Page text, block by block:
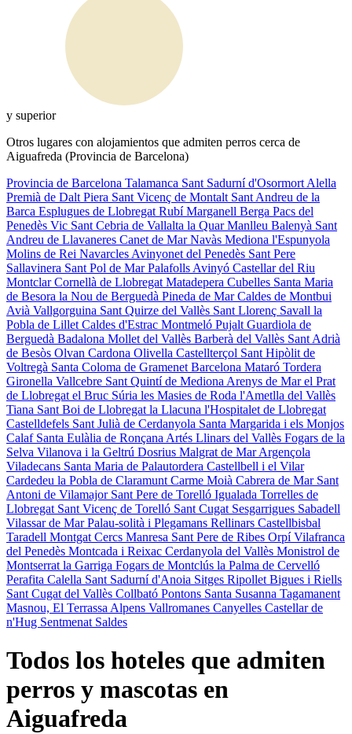
y superior
Otros lugares con alojamientos que admiten perros cerca de
Aiguafreda (Provincia de Barcelona)
Provincia de Barcelona Talamanca Sant Sadurní d'Osormort Alella
Premià de Dalt Piera Sant Vicenç de Montalt Sant Andreu de la
Barca Esplugues de Llobregat RubíMarganell Berga Pacs del
Penedès Vic Sant Cebria de Vallalta la QuarManlleu Balenyà Sant
Andreu de Llavaneres Canet de MarNavàs Mediona l'Espunyola
Molins de Rei Navarcles Avinyonet del Penedès Sant Pere
Sallavinera Sant Pol de MarPalafolls Avinyó Castellar del Riu
MontclarCornellà de Llobregat Matadepera Cubelles Santa Maria
de Besora la Nou de Berguedà Pineda de MarCaldes de Montbui
Avià Vallgorguina Sant Quirze del Vallès Sant Llorenç Savall la
Pobla de Lillet Caldes d'Estrac Montmeló Pujalt Guardiola de
Berguedà Badalona Mollet del Vallès Barberà del Vallès Sant Adrià
de Besòs Olvan Cardona Olivella Castellterçol Sant Hipòlit de
Voltregà Santa Coloma de Gramenet Barcelona Mataró Tordera
Gironella Vallcebre Sant Quintí de Mediona Arenys de Marel Prat
de Llobregat el Bruc Súria les Masies de Roda l'Ametlla del Vallès
Tiana Sant Boi de Llobregat la Llacuna l'Hospitalet de Llobregat
Castelldefels Sant Julià de Cerdanyola Santa Margarida i els Monjos
Calaf Santa Eulàlia de Ronçana Artés Llinars del Vallès Fogars de la
Selva Vilanova i la Geltrú Dosrius Malgrat de MarArgençola
Viladecans Santa Maria de Palautordera Castellbell i el Vilar
Cardedeu la Pobla de Claramunt Carme Moià Cabrera de Mar Sant
Antoni de Vilamajor Sant Pere de Torelló Igualada Torrelles de
Llobregat Sant Vicenç de Torelló Sant Cugat Sesgarrigues Sabadell
Vilassar de MarPalau-solità i Plegamans Rellinars Castellbisbal
Taradell Montgat Cercs Manresa Sant Pere de Ribes OrpíVilafranca
del Penedès Montcada i Reixac Cerdanyola del Vallès Monistrol de
Montserrat la Garriga Fogars de Montclús la Palma de Cervelló
Perafita Calella Sant Sadurní d'Anoia Sitges Ripollet Bigues i Riells
Sant Cugat del Vallès Collbató Pontons Santa Susanna Tagamanent
Masnou, El Terrassa Alpens Vallromanes Canyelles Castellar de
n'Hug Sentmenat Saldes
Todos los hoteles que admiten
perros y mascotas en
Aiguafreda